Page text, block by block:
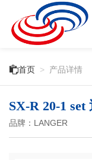
首页 > 产品详情
SX-R 20-1
品牌：LANGER